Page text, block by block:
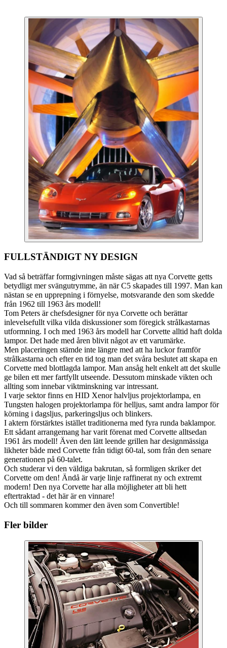
FULLSTÄNDIGT NY DESIGN
Vad så beträffar formgivningen måste sägas att nya Corvette getts
betydligt mer svängutrymme, än när C5 skapades till 1997. Man kan
nästan se en upprepning i förnyelse, motsvarande den som skedde
från 1962 till 1963 års modell!
Tom Peters är chefsdesigner för nya Corvette och berättar
inlevelsefullt vilka vilda diskussioner som föregick strålkastarnas
utformning. I och med 1963 års modell har Corvette alltid haft dolda
lampor. Det hade med åren blivit något av ett varumärke.
Men placeringen stämde inte längre med att ha luckor framför
strålkastarna och efter en tid tog man det svåra beslutet att skapa en
Corvette med blottlagda lampor. Man ansåg helt enkelt att det skulle
ge bilen ett mer fartfyllt utseende. Dessutom minskade vikten och
allting som innebar viktminskning var intressant.
I varje sektor finns en HID Xenor halvljus projektorlampa, en
Tungsten halogen projektorlampa för helljus, samt andra lampor för
körning i dagsljus, parkeringsljus och blinkers.
I aktern förstärktes istället traditionerna med fyra runda baklampor.
Ett sådant arrangemang har varit förenat med Corvette alltsedan
1961 års modell! Även den lätt leende grillen har designmässiga
likheter både med Corvette från tidigt 60-tal, som från den senare
generationen på 60-talet.
Och studerar vi den väldiga bakrutan, så formligen skriker det
Corvette om den! Ändå är varje linje raffinerat ny och extremt
modern! Den nya Corvette har alla möjligheter att bli hett
eftertraktad - det här är en vinnare!
Och till sommaren kommer den även som Convertible!
Fler bilder